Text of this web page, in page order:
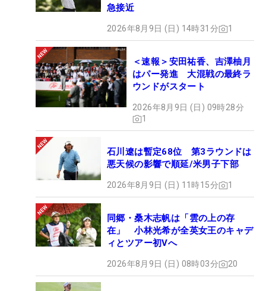
急接近
2026年8月9日 (日) 14時31分 1
＜速報＞安田祐香、吉澤柚月
はパー発進 大混戦の最終ラ
ウンドがスタート
2026年8月9日 (日) 09時28分
1
石川遼は暫定68位 第3ラウンドは
悪天候の影響で順延/米男子下部
2026年8月9日 (日) 11時15分 1
同郷・桑木志帆は「雲の上の存
在」 小林光希が全英女王のキャデ
ィとツアー初Vへ
2026年8月9日 (日) 08時03分 20